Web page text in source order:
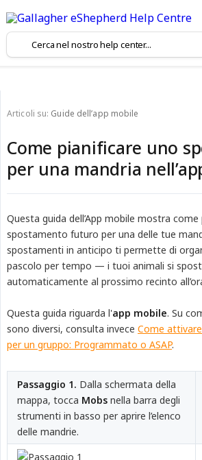
Articoli su: Guide dell’app mobile
Come pianificare uno
per una mandria
Questa guida dell’App mobile mostra
spostamento futuro per una delle tue
spostamenti in anticipo ti permette di
pascolo per tempo — i tuoi animali si
automaticamente al prossimo recinto
Questa guida riguarda l'app mobile. Su
sono diversi, consulta invece Come
per un gruppo: Programmato o ASAP.
Passaggio 1. Dalla schermata della
mappa, tocca Mobs nella barra degli
strumenti in basso per aprire l’elenco
delle mandrie.